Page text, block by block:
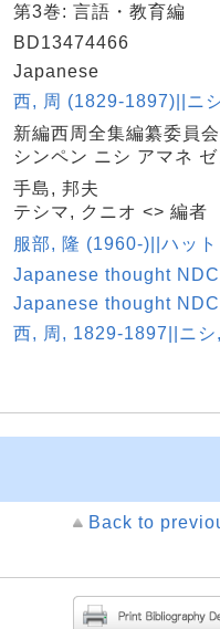
第3巻: 言語・教育編
BD13474466
Japanese
西, 周 (1829-1897)||ニ
新編西周全集編纂委員会
シンペン ニシ アマネ
手島, 邦夫
テシマ, クニオ <> 編者
服部, 隆 (1960-)||ハッ
Japanese thought
Japanese thought
西, 周, 1829-1897||ニ
Back to